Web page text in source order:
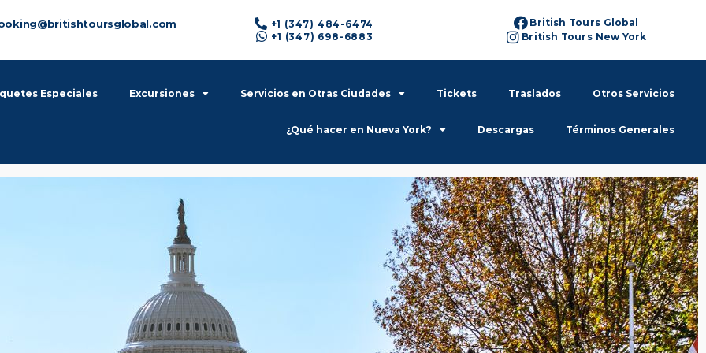
+1 (347) 484-6474
+1 (347) 698-6883
British Tours Global
British Tours New York
Especiales Excursiones Servicios en Otras Ciudades Tickets Traslados Otros Servicios
¿Qué hacer en Nueva York? Descargas Términos Generales